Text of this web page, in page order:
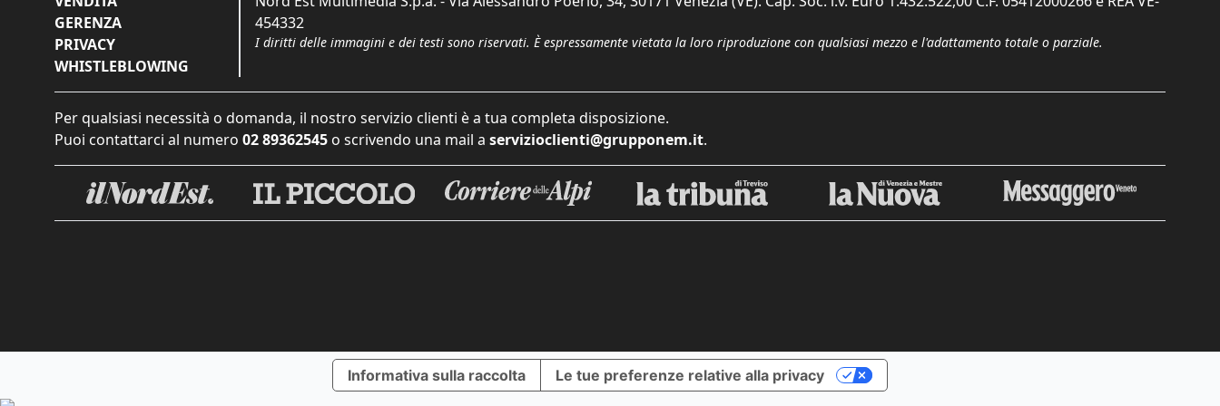
GERENZA
PRIVACY
WHISTLEBLOWING
454332
I diritti delle immagini e dei testi sono riservati. È espressamente vietata la loro riproduzione con qualsiasi mezzo e l'adattamento totale o parziale.
Per qualsiasi necessità o domanda, il nostro servizio clienti è a tua completa disposizione.
Puoi contattarci al numero 02 89362545 o scrivendo una mail a servizioclienti@grupponem.it.
Informativa sulla raccolta Le tue preferenze relative alla privacy